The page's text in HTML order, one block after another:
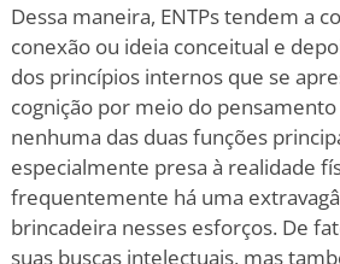
Dessa maneira, ENTPs tendem a
conexão ou ideia conceitual e
dos princípios internos que se
cognição por meio do
nenhuma das duas funções
especialmente presa à realidade
frequentemente há uma
brincadeira nesses esforços. De
suas buscas intelectuais, mas